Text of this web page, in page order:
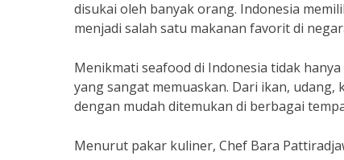
disukai oleh banyak orang. Indonesia
menjadi salah satu makanan favorit di
Menikmati seafood di Indonesia tidak
yang sangat memuaskan. Dari ikan,
dengan mudah ditemukan di berbagai
Menurut pakar kuliner, Chef Bara